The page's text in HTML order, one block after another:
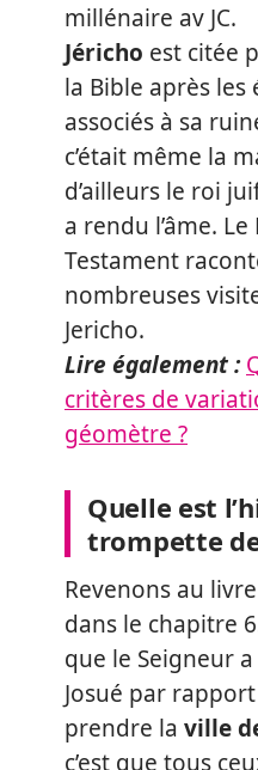
millénaire av JC.
Jéricho est citée
la Bible après les
associés à sa
c’était même la
d’ailleurs le roi
a rendu l’âme.
Testament
nombreuses
Jericho.
Lire également :
critères de
géomètre ?
Quelle est
trompette
Revenons au
dans le chapitre
que le Seigneur
Josué par
prendre la ville
c’est que tous